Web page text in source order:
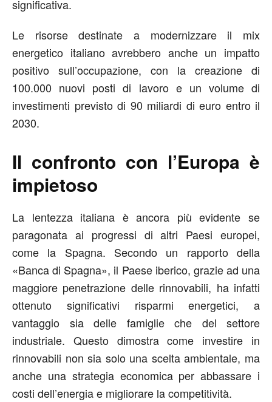
significativa.
Le risorse destinate a modernizzare il mix
energetico italiano avrebbero anche un impatto
positivo sull’occupazione, con la creazione di
100.000 nuovi posti di lavoro e un volume di
investimenti previsto di 90 miliardi di euro entro il
2030.
Il confronto con l’Europa è
impietoso
La lentezza italiana è ancora più evidente se
paragonata ai progressi di altri Paesi europei,
come la Spagna. Secondo un rapporto della
«Banca di Spagna», il Paese iberico, grazie ad una
maggiore penetrazione delle rinnovabili, ha infatti
ottenuto significativi risparmi energetici, a
vantaggio sia delle famiglie che del settore
industriale. Questo dimostra come investire in
rinnovabili non sia solo una scelta ambientale, ma
anche una strategia economica per abbassare i
costi dell’energia e migliorare la competitività.